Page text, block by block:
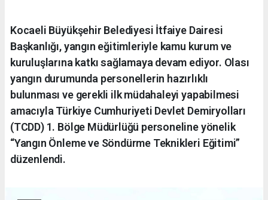
Kocaeli Büyükşehir Belediyesi İtfaiye Dairesi
Başkanlığı, yangın eğitimleriyle kamu kurum ve
kuruluşlarına katkı sağlamaya devam ediyor. Olası
yangın durumunda personellerin hazırlıklı
bulunması ve gerekli ilk müdahaleyi yapabilmesi
amacıyla Türkiye Cumhuriyeti Devlet Demiryolları
(TCDD) 1. Bölge Müdürlüğü personeline yönelik
“Yangın Önleme ve Söndürme Teknikleri Eğitimi”
düzenlendi.